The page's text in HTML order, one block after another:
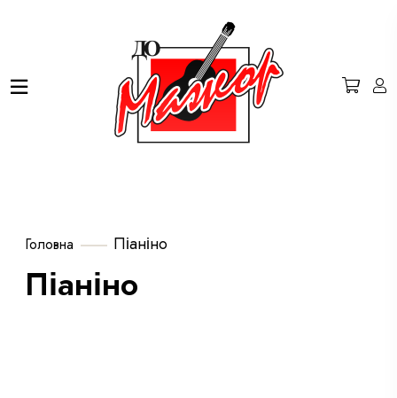
Головна Піаніно
Піаніно